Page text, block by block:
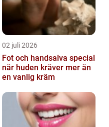
02 juli 2026
Fot och handsalva special
när huden kräver mer än
en vanlig kräm